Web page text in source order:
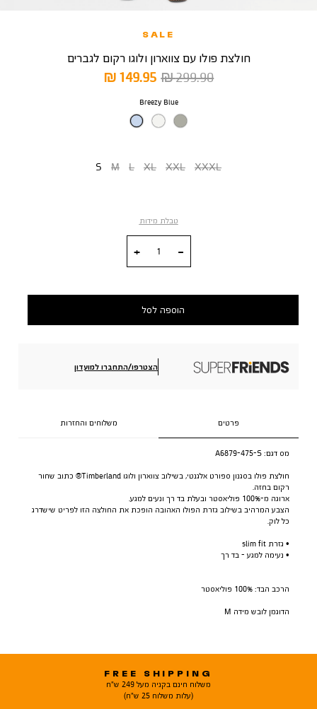
SALE
חולצת פולו עם צווארון ולוגו רקום לגברים
מחיר
מוצר
149.95 ₪
מחיר
299.90 ₪
צבע
Breezy Blue
S M L XL XXL XXXL
טבלת מידות
הוספה לסל
הצטרפו/התחברו למועדון
פרטים משלוחים והחזרות
מס דגם: A6879-475-S
חולצת פולו בסגנון ספורט אלגנטי, בשילוב צווארון ולוגו Timberland® כתוב שחור
רקום בחזה.
ארוגה מ-100% פוליאסטר ובעלת בד רך ונעים למגע.
הצבע המרהיב בשילוב גזרת הפולו האהובה הופכת את החולצה הזו לפריט שישדרג
כל לוק.
• גזרת slim fit
• נעימה למגע - בד רך
הרכב הבד: 100% פוליאסטר
הדוגמן לובש מידה M
FREE SHIPPING
משלוח חינם בקניה מעל 249 ש"ח
(עלות משלוח 25 ש"ח)